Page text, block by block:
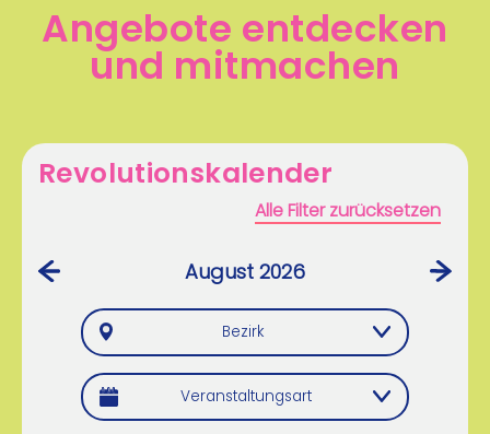
Angebote entdecken
und mitmachen
Revolutionskalender
Alle Filter zurücksetzen
‹ August 2026 ›
Bezirk
Veranstaltungsart